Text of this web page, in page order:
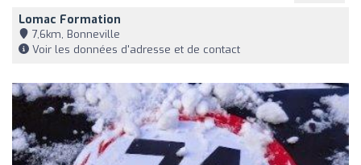
Lomac Formation
7,6km, Bonneville
Voir les données d'adresse et de contact